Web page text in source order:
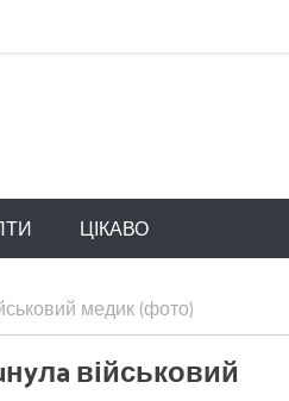
ЦІКАВО
медик (фото)
військовий